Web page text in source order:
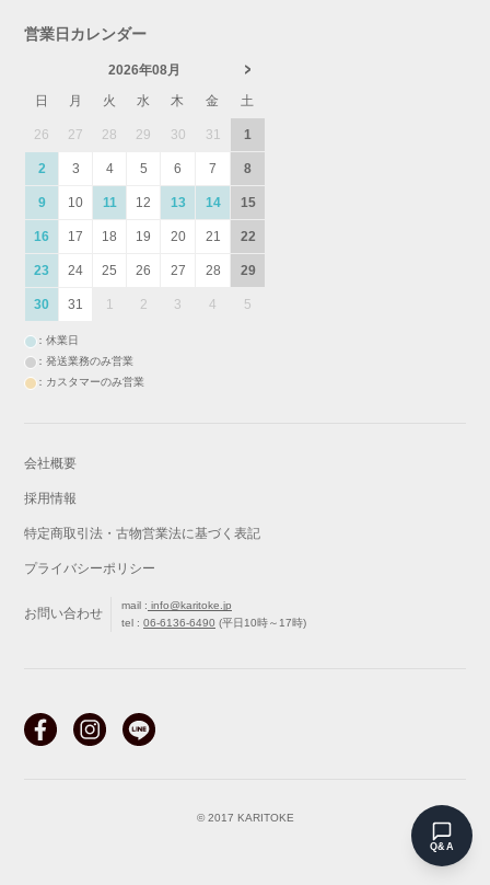
営業日カレンダー
2026年08月
日
月 火 水 木 金 土
26 27 28 29 30 31 1
2 3 4 5 6 7 8
9 10 11 12 13 14 15
16 17 18 19 20 21 22
23 24 25 26 27 28 29
30 31 1 2 3 4 5
：休業日
：発送業務のみ営業
：カスタマーのみ営業
会社概要
採用情報
特定商取引法・古物営業法に基づく表記
プライバシーポリシー
お問い合わせ
mail : info@karitoke.jp
tel :06-6136-6490 (平日10時～17時)
© 2017 KARITOKE
Q&A
戻る 最初から